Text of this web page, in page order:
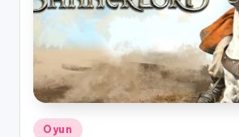
Posted
Oyun